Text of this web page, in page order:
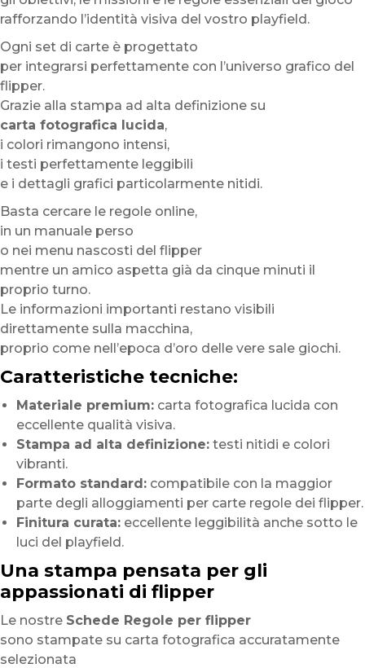
rafforzando l’identità visiva del vostro playfield.
Ogni set di carte è progettato
per integrarsi perfettamente con l’universo grafico del
flipper.
Grazie alla stampa ad alta definizione su
carta fotografica lucida,
i colori rimangono intensi,
i testi perfettamente leggibili
e i dettagli grafici particolarmente nitidi.
Basta cercare le regole online,
in un manuale perso
o nei menu nascosti del flipper
mentre un amico aspetta già da cinque minuti il
proprio turno.
Le informazioni importanti restano visibili
direttamente sulla macchina,
proprio come nell’epoca d’oro delle vere sale giochi.
Caratteristiche tecniche:
Materiale premium: carta fotografica lucida con
eccellente qualità visiva.
Stampa ad alta definizione: testi nitidi e colori
vibranti.
Formato standard: compatibile con la maggior
parte degli alloggiamenti per carte regole dei flipper.
Finitura curata: eccellente leggibilità anche sotto le
luci del playfield.
Una stampa pensata per gli
appassionati di flipper
Le nostre Schede Regole per flipper
sono stampate su carta fotografica accuratamente
selezionata